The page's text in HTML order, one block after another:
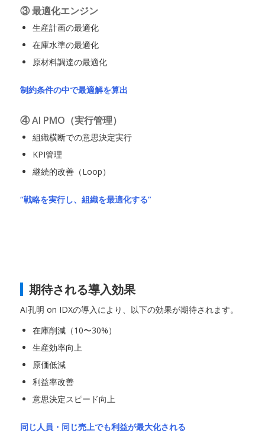
③ 最適化エンジン
生産計画の最適化
在庫水準の最適化
原材料調達の最適化
制約条件の中で最適解を算出
④ AI PMO（実行管理）
組織横断での意思決定実行
KPI管理
継続的改善（Loop）
“戦略を実行し、組織を最適化する”
期待される導入効果
AI孔明 on IDXの導入により、以下の効果が期待されます。
在庫削減（10〜30%）
生産効率向上
原価低減
利益率改善
意思決定スピード向上
同じ人員・同じ売上でも利益が最大化される